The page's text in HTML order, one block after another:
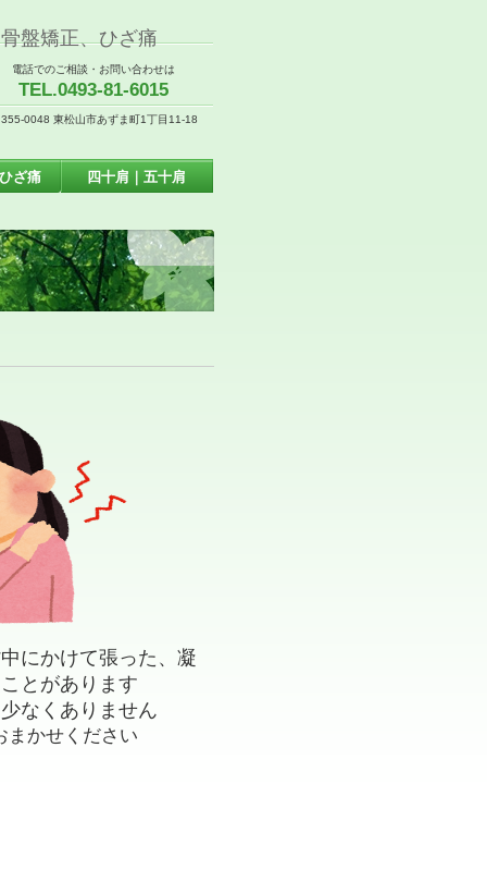
盤矯正、ひざ痛
電話でのご相談・お問い合わせは
TEL.0493-81-6015
0048 東松山市あずま町1丁目11-18
にかけて張った、凝
とがあります
なくありません
まかせください
ざ痛 四十肩｜五十肩